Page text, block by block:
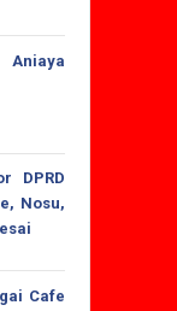
Aniaya
DPRD
Nosu,
Cafe